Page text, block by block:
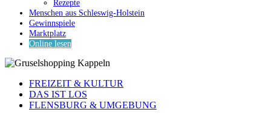
Rezepte
Menschen aus Schleswig-Holstein
Gewinnspiele
Marktplatz
Online lesen
FREIZEIT & KULTUR
DAS IST LOS
FLENSBURG & UMGEBUNG